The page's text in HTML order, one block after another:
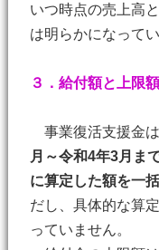
いつ時点の売上高
は明らかになって
３．給付額と上限額
事業復活支援金
月～令和4年3月ま
に算定した額を一
だし、具体的な算
っていません。